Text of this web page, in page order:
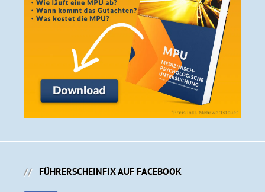
FÜHRERSCHEINFIX AUF FACEBOOK